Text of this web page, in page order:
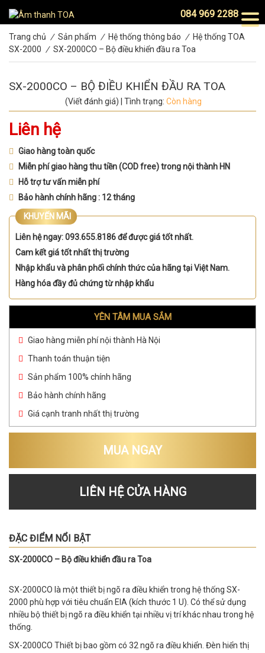
084 969 2288
Trang chủ / Sản phẩm / Hệ thống thông báo / Hệ thống TOA
SX-2000 / SX-2000CO – Bộ điều khiển đầu ra Toa
SX-2000CO – BỘ ĐIỀU KHIỂN ĐẦU RA TOA
(Viết đánh giá) Tình trạng: Còn hàng
Liên hệ
Giao hàng toàn quốc
Miễn phí giao hàng thu tiền (COD free) trong nội thành HN
Hỗ trợ tư vấn miễn phí
Bảo hành chính hãng : 12 tháng
KHUYẾN MÃI
Liên hệ ngay: 093.655.8186 để được giá tốt nhất.
Cam kết giá tốt nhất thị trường
Nhập khẩu và phân phối chính thức của hãng tại Việt Nam.
Hàng hóa đầy đủ chứng từ nhập khẩu
YÊN TÂM MUA SẮM
Giao hàng miễn phí nội thành Hà Nội
Thanh toán thuận tiện
Sản phẩm 100% chính hãng
Bảo hành chính hãng
Giá cạnh tranh nhất thị trường
MUA NGAY
LIÊN HỆ CỬA HÀNG
ĐẶC ĐIỂM NỔI BẬT
SX-2000CO – Bộ điều khiển đầu ra Toa
SX-2000CO là một thiết bị ngõ ra điều khiển trong hệ thống SX-
2000 phù hợp với tiêu chuẩn EIA (kích thước 1 U). Có thể sử dụng
nhiều bộ thiết bị ngõ ra điều khiển tại nhiều vị trí khác nhau trong hệ
thống.
SX-2000CO Thiết bị bao gồm có 32 ngõ ra điều khiển. Đèn hiển thị